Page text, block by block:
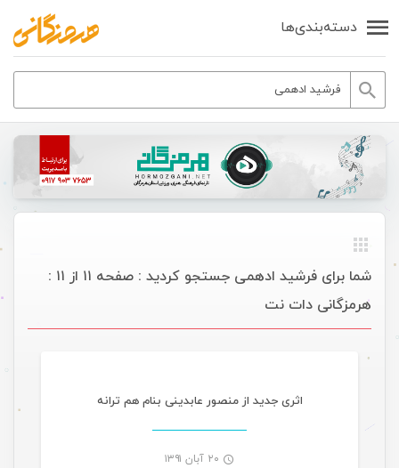
دسته‌بندی‌ها
شما برای فرشید ادهمی جستجو کردید : صفحه ۱۱ از ۱۱ :
هرمزگانی دات نت
اثری جدید از منصور عابدینی بنام هم ترانه
۲۰ آبان ۱۳۹۱